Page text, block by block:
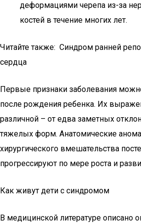
деформациями черепа из-за
костей в течение многих лет.
Читайте также: Синдром ранней
сердца
Первые признаки заболевания
после рождения ребенка. Их
различной – от едва заметных
тяжелых форм. Анатомические
хирургического вмешательства
прогрессируют по мере роста и
Как живут дети с синдромом
В медицинской литературе описано